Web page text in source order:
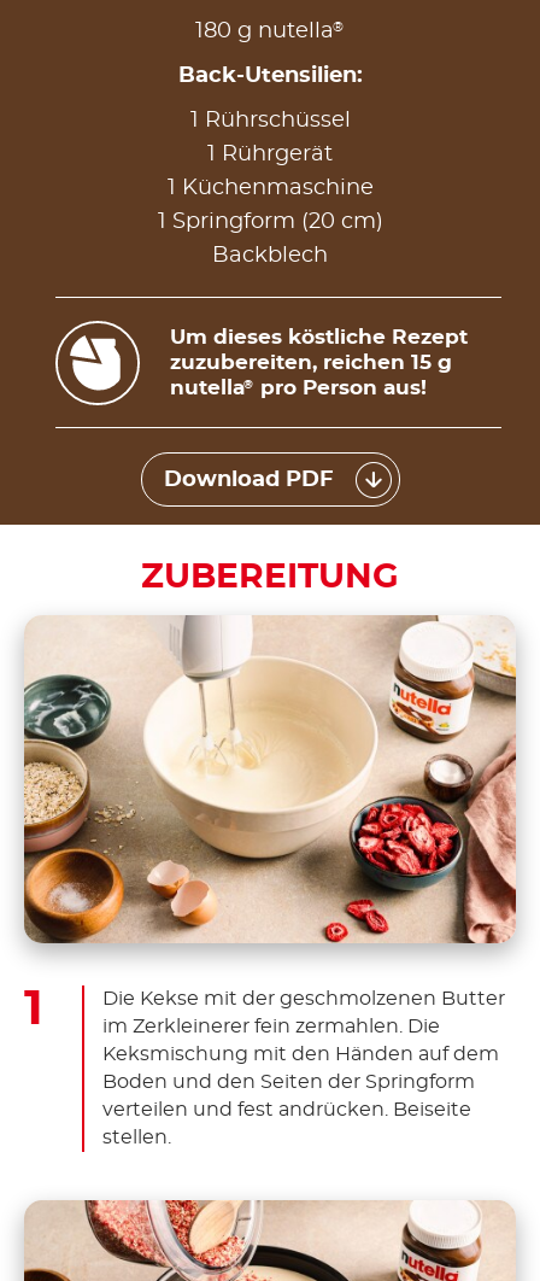
180 g nutella®
Back-Utensilien:
1 Rührschüssel
1 Rührgerät
1 Küchenmaschine
1 Springform (20 cm)
Backblech
Um dieses köstliche Rezept
zuzubereiten, reichen 15 g
nutella® pro Person aus!
Download PDF
ZUBEREITUNG
Die Kekse mit der geschmolzenen Butter
im Zerkleinerer fein zermahlen. Die
Keksmischung mit den Händen auf dem
Boden und den Seiten der Springform
verteilen und fest andrücken. Beiseite
stellen.